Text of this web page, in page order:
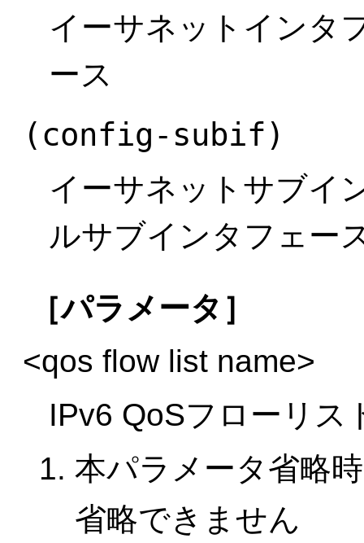
イーサネットインタ
ース
(config-subif)
イーサネットサブイ
ルサブインタフェー
［パラメータ］
<qos flow list name>
IPv6 QoSフローリス
本パラメータ省略
省略できません